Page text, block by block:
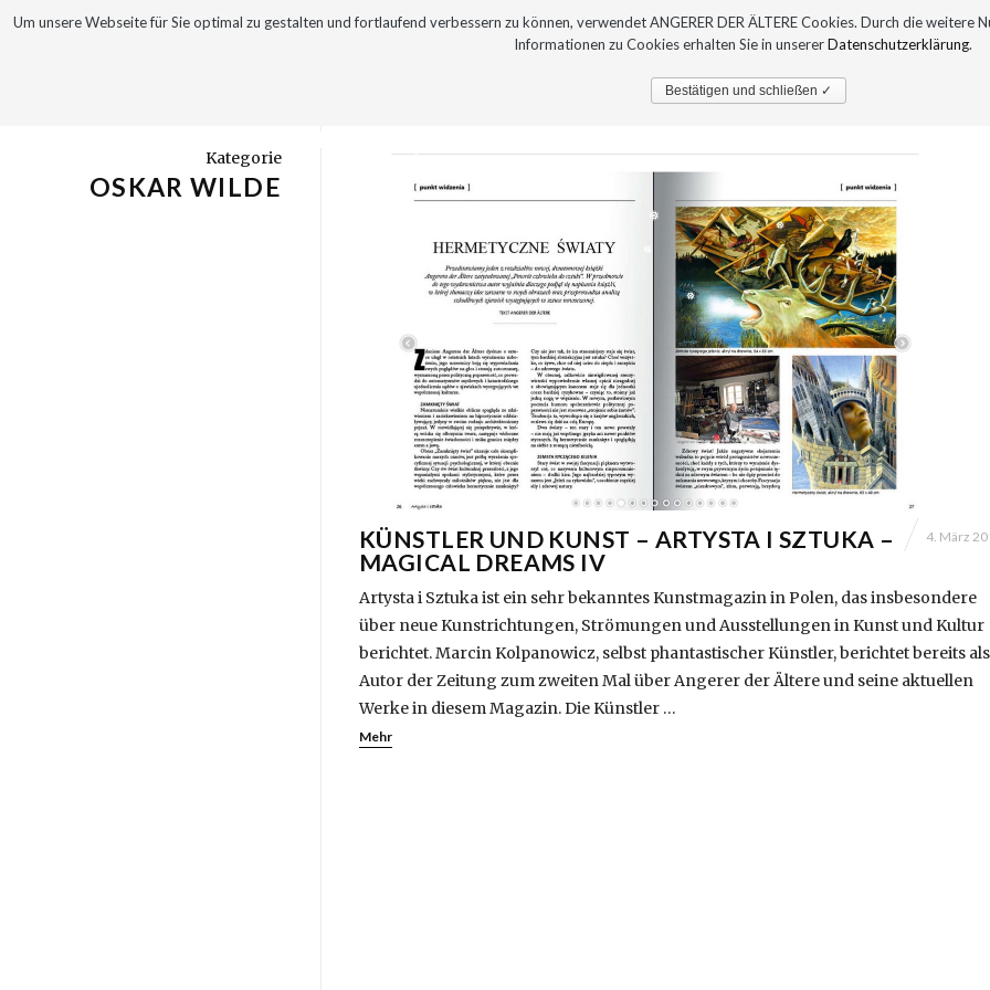
KÜNSTLER UND KUNST – ARTYSTA I SZTUKA –
MAGICAL DREAMS IV
4. März
Artysta i Sztuka ist ein sehr bekanntes Kunstmagazin in Polen, das insbesondere
über neue Kunstrichtungen, Strömungen und Ausstellungen in Kunst und Kultur
berichtet. Marcin Kolpanowicz, selbst phantastischer Künstler, berichtet bereits als
Autor der Zeitung zum zweiten Mal über Angerer der Ältere und seine aktuellen
Werke in diesem Magazin. Die Künstler …
Mehr
Kategorie
OSKAR WILDE
Um unsere Webseite für Sie optimal zu gestalten und fortlaufend verbessern zu können, verwendet ANGERER DER ÄLTERE Cookies. Durch die
Informationen zu Cookies erhalten Sie in unsererDatenschutzerklärung.
Bestätigen und schließen ✓